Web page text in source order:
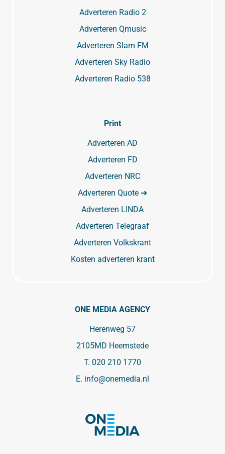
Adverteren Radio 2
Adverteren Qmusic
Adverteren Slam FM
Adverteren Sky Radio
Adverteren Radio 538
Print
Adverteren AD
Adverteren FD
Adverteren NRC
Adverteren Quote ➔
Adverteren LINDA
Adverteren Telegraaf
Adverteren Volkskrant
Kosten adverteren krant
ONE MEDIA AGENCY
Herenweg 57
2105MD Heemstede
T. 020 210 1770
E. info@onemedia.nl